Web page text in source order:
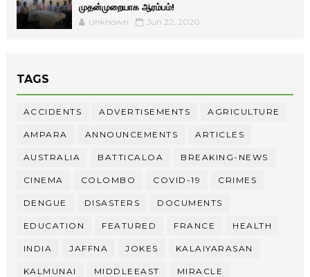
முதன்முறையாக ஆரம்பம்!
Unknown Jun 22, 2020
TAGS
ACCIDENTS ADVERTISEMENTS AGRICULTURE
AMPARA ANNOUNCEMENTS ARTICLES
AUSTRALIA BATTICALOA BREAKING-NEWS
CINEMA COLOMBO COVID-19 CRIMES
DENGUE DISASTERS DOCUMENTS
EDUCATION FEATURED FRANCE HEALTH
INDIA JAFFNA JOKES KALAIYARASAN
KALMUNAI MIDDLEEAST MIRACLE